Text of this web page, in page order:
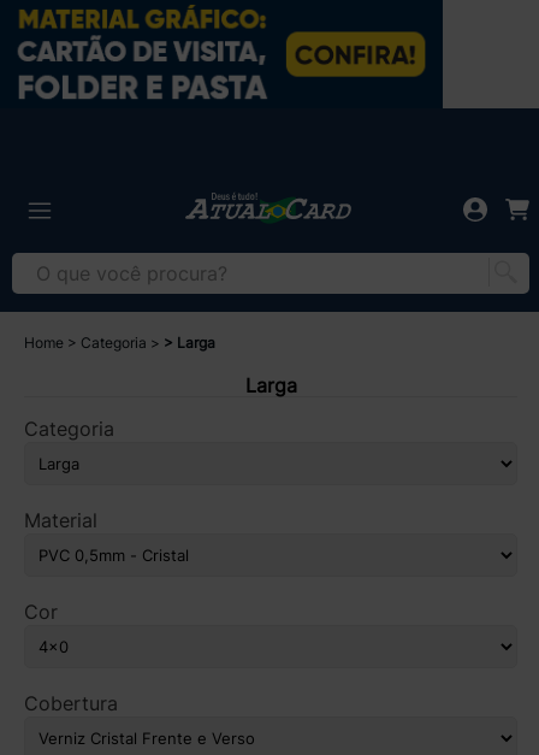
Home Categoria Larga
Larga
Categoria
Material
Cor
Cobertura